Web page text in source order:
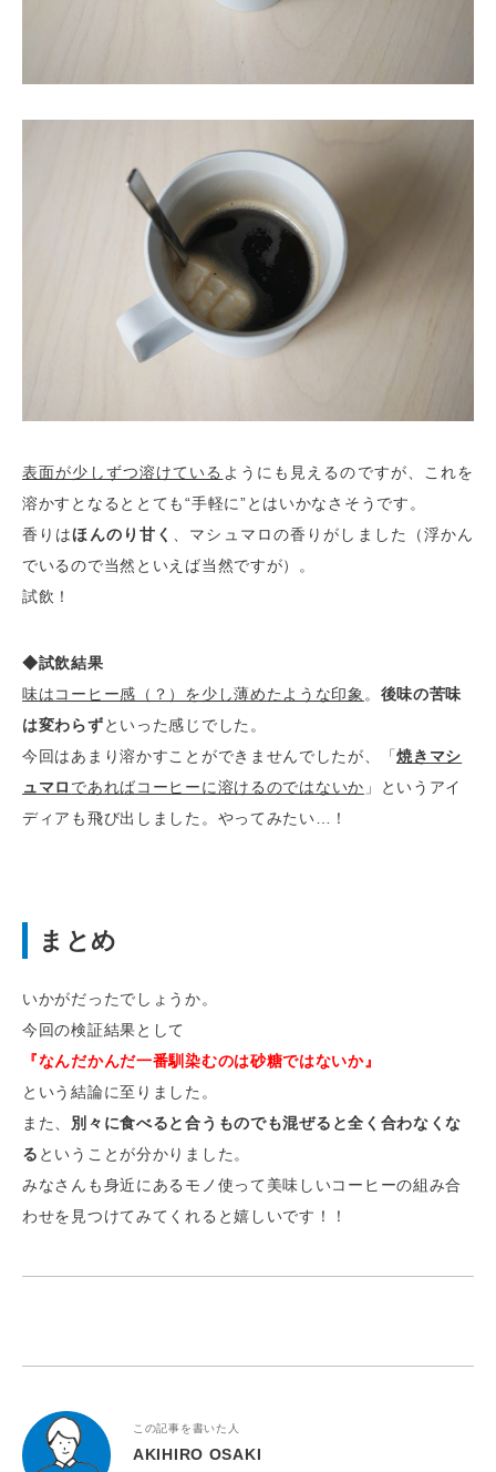
表面が少しずつ溶けている ようにも見えるのですが、これを
溶かすとなるととても“手軽に”とはいかなさそうです。
香りはほんのり甘く
、マシュマロの香りがしました（浮かん
でいるので当然といえば当然ですが）。
試飲！
◆試飲結果
味はコーヒー感（？）を少し薄めたような印象 。 後味の苦味
は変わらずといった感じでした。
今回はあまり溶かすことができませんでしたが、「焼きマシ
ュマロ であればコーヒーに溶けるのではないか 」というアイ
ディアも飛び出しました。やってみたい…！
まとめ
いかがだったでしょうか。
今回の検証結果として
『なんだかんだ一番馴染むのは砂糖ではないか』
という結論に至りました。
また、 別々に食べると合うものでも混ぜると全く合わなくな
る ということが分かりました。
みなさんも身近にあるモノ使って美味しいコーヒーの組み合
わせを見つけてみてくれると嬉しいです！！
この記事を書いた人
AKIHIRO OSAKI